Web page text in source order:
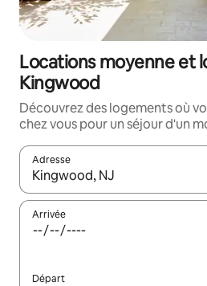
Locations moyenne et
Kingwood
Découvrez des logements où
chez vous pour un séjour d'un
Adresse
Lorsque les résultats s'affichent,
Arrivée
Départ